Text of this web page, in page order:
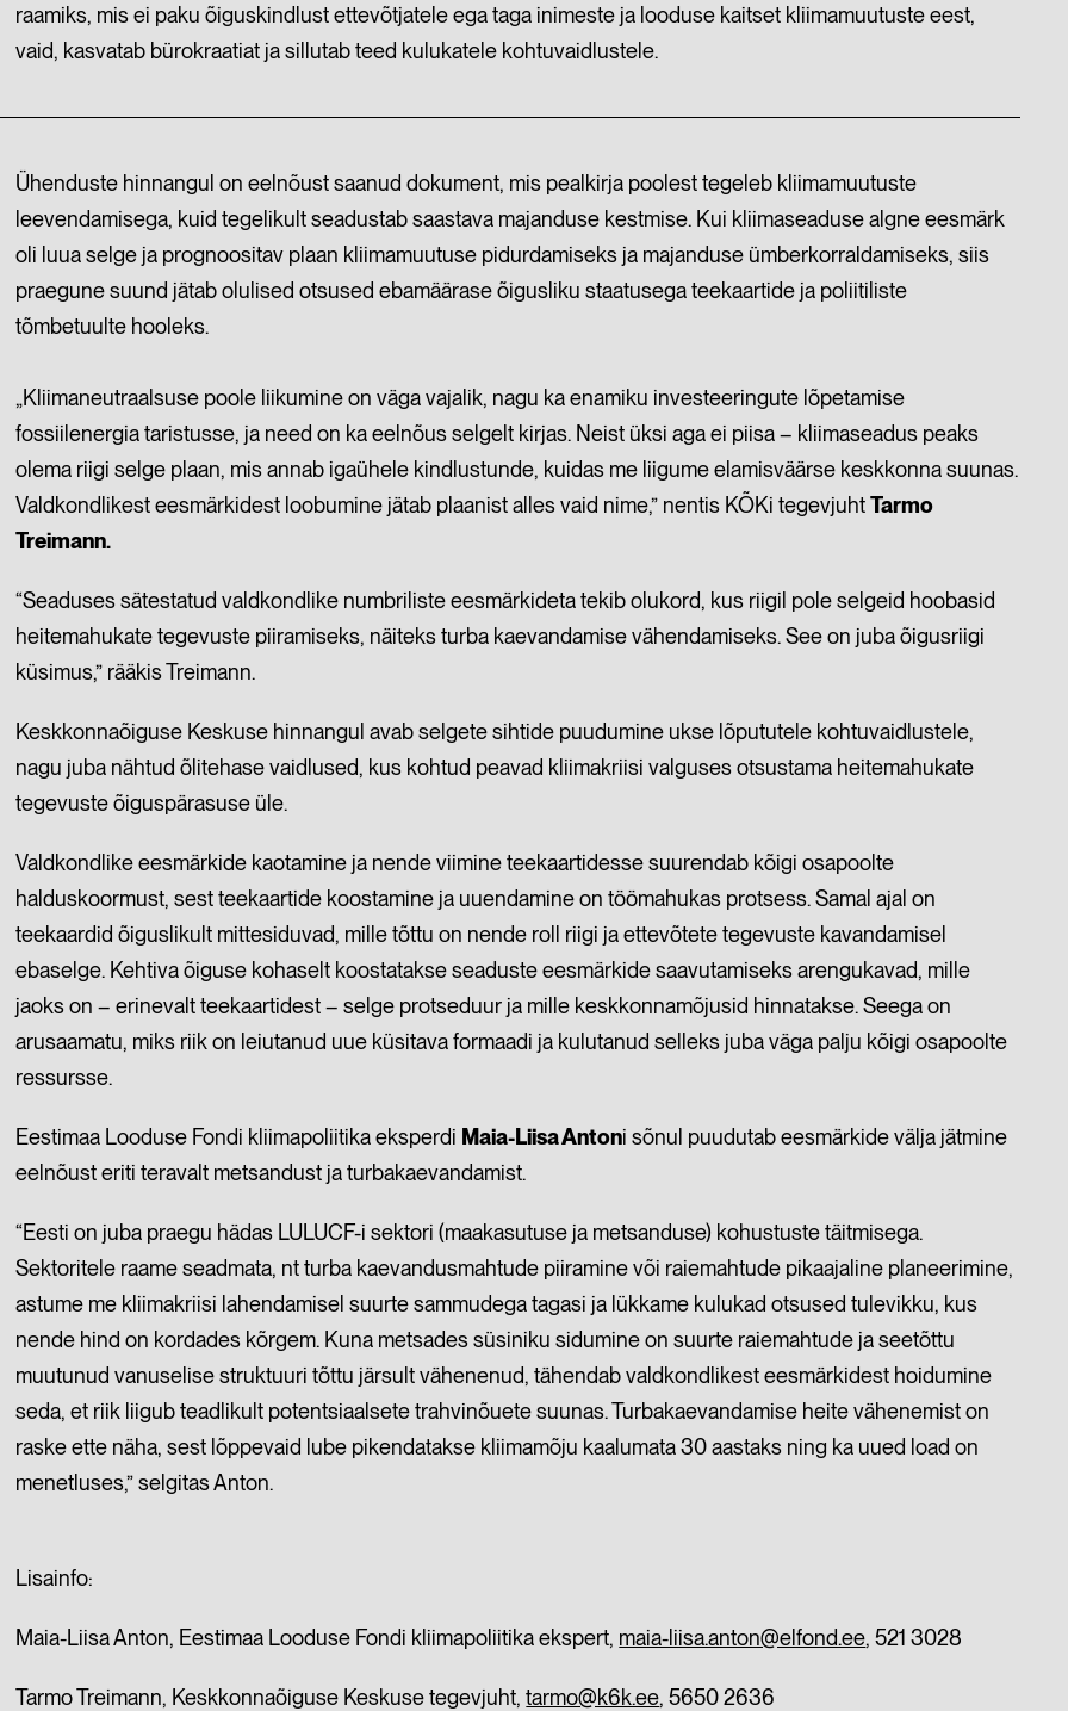
raamiks, mis ei paku õiguskindlust ettevõtjatele ega taga inimeste ja looduse kaitset kliimamuutuste eest,
vaid, kasvatab bürokraatiat ja sillutab teed kulukatele kohtuvaidlustele.
Ühenduste hinnangul on eelnõust saanud dokument, mis pealkirja poolest tegeleb kliimamuutuste
leevendamisega, kuid tegelikult seadustab saastava majanduse kestmise. Kui kliimaseaduse algne eesmärk
oli luua selge ja prognoositav plaan kliimamuutuse pidurdamiseks ja majanduse ümberkorraldamiseks, siis
praegune suund jätab olulised otsused ebamäärase õigusliku staatusega teekaartide ja poliitiliste
tõmbetuulte hooleks.
„Kliimaneutraalsuse poole liikumine on väga vajalik, nagu ka enamiku investeeringute lõpetamise
fossiilenergia taristusse, ja need on ka eelnõus selgelt kirjas. Neist üksi aga ei piisa – kliimaseadus peaks
olema riigi selge plaan, mis annab igaühele kindlustunde, kuidas me liigume elamisväärse keskkonna suunas.
Valdkondlikest eesmärkidest loobumine jätab plaanist alles vaid nime,” nentis KÕKi tegevjuhtTarmo
Treimann.
“Seaduses sätestatud valdkondlike numbriliste eesmärkideta tekib olukord, kus riigil pole selgeid hoobasid
heitemahukate tegevuste piiramiseks, näiteks turba kaevandamise vähendamiseks. See on juba õigusriigi
küsimus,” rääkis Treimann.
Keskkonnaõiguse Keskuse hinnangul avab selgete sihtide puudumine ukse lõpututele kohtuvaidlustele,
nagu juba nähtud õlitehase vaidlused, kus kohtud peavad kliimakriisi valguses otsustama heitemahukate
tegevuste õiguspärasuse üle.
Valdkondlike eesmärkide kaotamine ja nende viimine teekaartidesse suurendab kõigi osapoolte
halduskoormust, sest teekaartide koostamine ja uuendamine on töömahukas protsess. Samal ajal on
teekaardid õiguslikult mittesiduvad, mille tõttu on nende roll riigi ja ettevõtete tegevuste kavandamisel
ebaselge. Kehtiva õiguse kohaselt koostatakse seaduste eesmärkide saavutamiseks arengukavad, mille
jaoks on – erinevalt teekaartidest – selge protseduur ja mille keskkonnamõjusid hinnatakse. Seega on
arusaamatu, miks riik on leiutanud uue küsitava formaadi ja kulutanud selleks juba väga palju kõigi osapoolte
ressursse.
Eestimaa Looduse Fondi kliimapoliitika eksperdi Maia-Liisa Antoni sõnul puudutab eesmärkide välja jätmine
eelnõust eriti teravalt metsandust ja turbakaevandamist.
“Eesti on juba praegu hädas LULUCF-i sektori (maakasutuse ja metsanduse) kohustuste täitmisega.
Sektoritele raame seadmata, nt turba kaevandusmahtude piiramine või raiemahtude pikaajaline planeerimine,
astume me kliimakriisi lahendamisel suurte sammudega tagasi ja lükkame kulukad otsused tulevikku, kus
nende hind on kordades kõrgem. Kuna metsades süsiniku sidumine on suurte raiemahtude ja seetõttu
muutunud vanuselise struktuuri tõttu järsult vähenenud, tähendab valdkondlikest eesmärkidest hoidumine
seda, et riik liigub teadlikult potentsiaalsete trahvinõuete suunas. Turbakaevandamise heite vähenemist on
raske ette näha, sest lõppevaid lube pikendatakse kliimamõju kaalumata 30 aastaks ning ka uued load on
menetluses,” selgitas Anton.
Lisainfo:
Maia-Liisa Anton, Eestimaa Looduse Fondi kliimapoliitika ekspert, maia-liisa.anton@elfond.ee, 521 3028
Tarmo Treimann, Keskkonnaõiguse Keskuse tegevjuht,tarmo@k6k.ee, 5650 2636